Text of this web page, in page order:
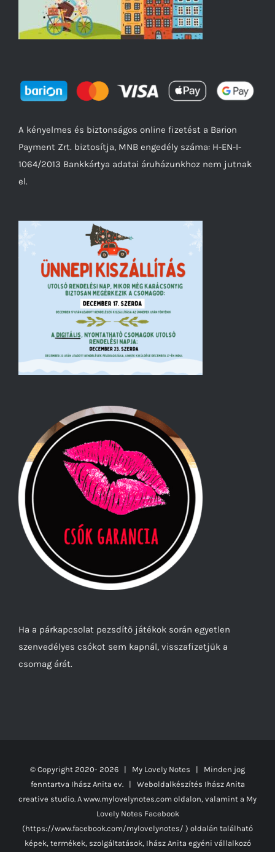
A kényelmes és biztonságos online fizetést a Barion
Payment Zrt. biztosítja, MNB engedély száma: H-EN-I-
1064/2013 Bankkártya adatai áruházunkhoz nem jutnak
el.
Ha a párkapcsolat pezsdítő játékok során egyetlen
szenvedélyes csókot sem kapnál, visszafizetjük a
csomag árát.
© Copyright 2020- 2026 | My Lovely Notes | Minden jog
fenntartva Ihász Anita ev. | Weboldalkészítés Ihász Anita
creative studio. A www.mylovelynotes.com oldalon, valamint a My
Lovely Notes Facebook
(https://www.facebook.com/mylovelynotes/ ) oldalán található
képek, termékek, szolgáltatások, Ihász Anita egyéni vállalkozó